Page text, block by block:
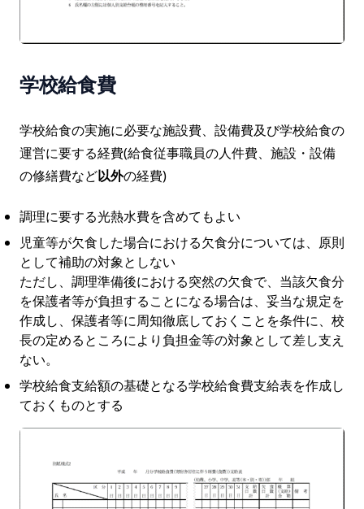
学校給食費
学校給食の実施に必要な施設費、設備費及び学校給食の
運営に要する経費(給食従事職員の人件費、施設・設備
の修繕費など以外の経費)
調理に要する光熱水費を含めてもよい
児童等が欠食した場合における欠食分については、原則
として補助の対象としない
ただし、調理準備後における突然の欠食で、当該欠食分
を保護者等が負担することになる場合は、妥当な規定を
作成し、保護者等に周知徹底しておくことを条件に、校
長の定めるところにより負担金等の対象として差し支え
ない。
学校給食支給額の基礎となる学校給食費支給表を作成し
ておくものとする